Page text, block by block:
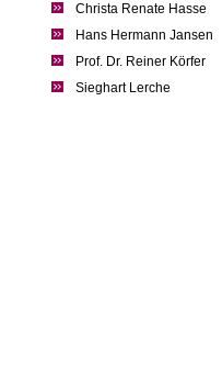
Christa Renate Hasse
Hans Hermann Jansen
Prof. Dr. Reiner Körfer
Sieghart Lerche